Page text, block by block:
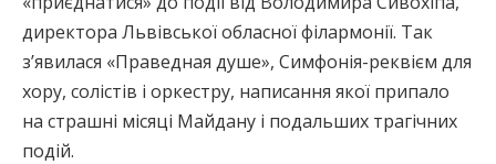
директора Львівської обласної філармонії. Так
з’явилася «Праведная душе», Симфонія-реквієм для
хору, солістів і оркестру, написання якої припало
на страшні місяці Майдану і подальших трагічних
подій.